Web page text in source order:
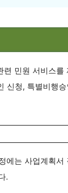
민원 서비스를
신청, 특별비행
에는 사업계획서
​​.